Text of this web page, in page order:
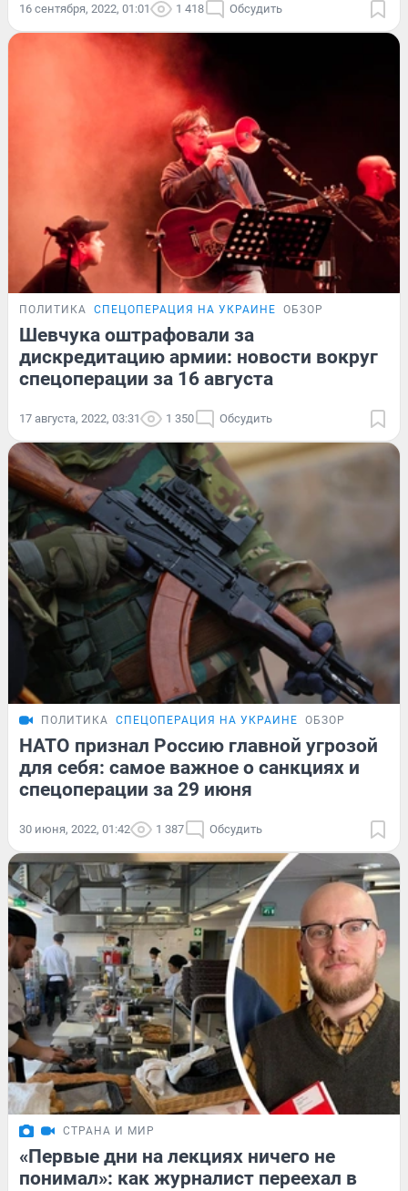
16 сентября, 2022, 01:01 1 418 Обсудить
ПОЛИТИКА СПЕЦОПЕРАЦИЯ НА УКРАИНЕ ОБЗОР
Шевчука оштрафовали за
дискредитацию армии: новости вокруг
спецоперации за 16 августа
17 августа, 2022, 03:31 1 350 Обсудить
ПОЛИТИКА СПЕЦОПЕРАЦИЯ НА УКРАИНЕ ОБЗОР
НАТО признал Россию главной угрозой
для себя: самое важное о санкциях и
спецоперации за 29 июня
30 июня, 2022, 01:42 1 387 Обсудить
СТРАНА И МИР
«Первые дни на лекциях ничего не
понимал»: как журналист переехал в